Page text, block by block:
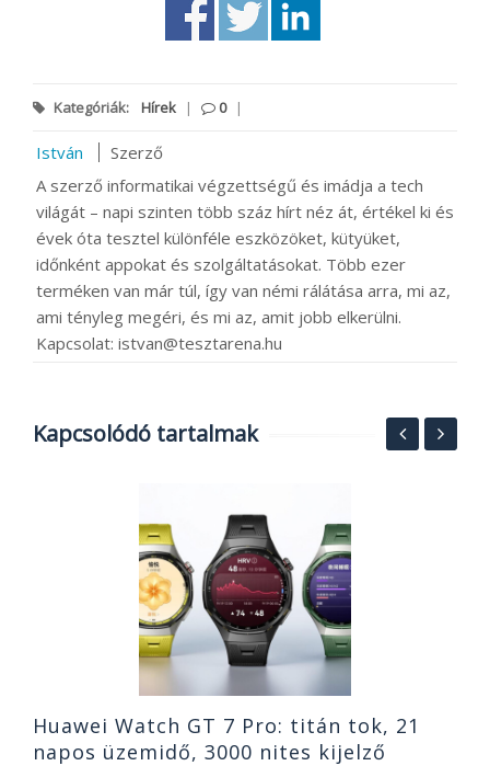
Kategóriák: Hírek | 0 |
István
Szerző
A szerző informatikai végzettségű és imádja a tech
világát – napi szinten több száz hírt néz át, értékel ki és
évek óta tesztel különféle eszközöket, kütyüket,
időnként appokat és szolgáltatásokat. Több ezer
terméken van már túl, így van némi rálátása arra, mi az,
ami tényleg megéri, és mi az, amit jobb elkerülni.
Kapcsolat: istvan@tesztarena.hu
Kapcsolódó tartalmak
Huawei Watch GT 7 Pro: titán tok, 21
napos üzemidő, 3000 nites kijelző